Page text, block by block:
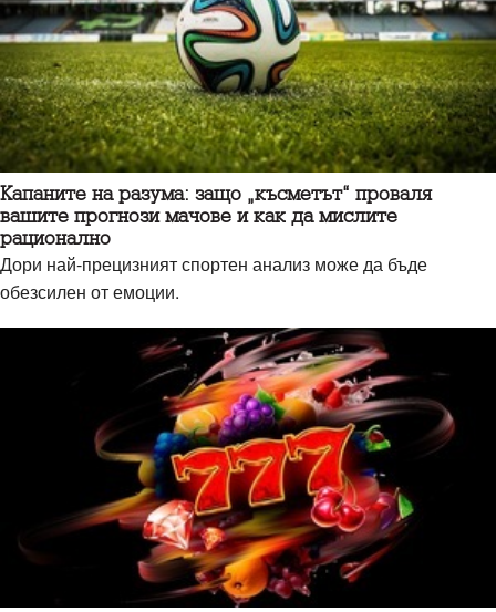
Капаните на разума: защо „късметът“ проваля
вашите прогнози мачове и как да мислите
рационално
Дори най-прецизният спортен анализ може да бъде
обезсилен от емоции.